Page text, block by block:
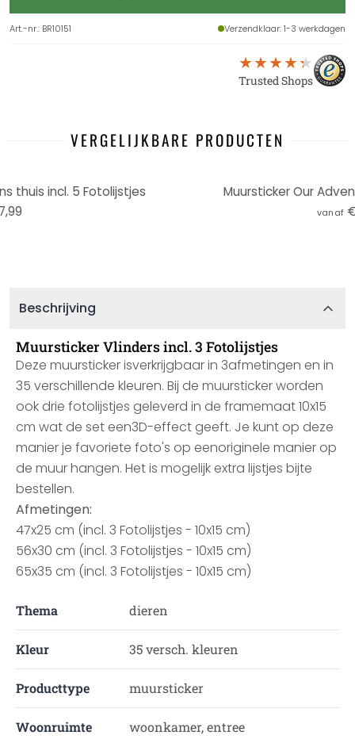
Art.-nr.: BR10151 Verzendklaar: 1-3 werkdagen
Trusted Shops
VERGELIJKBARE PRODUCTEN
thuis incl. 5 Fotolijstjes
Muursticker Our
vanaf
Beschrijving
Muursticker Vlinders incl. 3 Fotolijstjes
Deze muursticker isverkrijgbaar in 3afmetingen en in
35 verschillende kleuren. Bij de muursticker worden
ook drie fotolijstjes geleverd in de framemaat 10x15
cm wat de set een3D-effect geeft. Je kunt op deze
manier je favoriete foto's op eenoriginele manier op
de muur hangen. Het is mogelijk extra lijstjes bijte
bestellen.
Afmetingen:
47x25 cm (incl. 3 Fotolijstjes - 10x15 cm)
56x30 cm (incl. 3 Fotolijstjes - 10x15 cm)
65x35 cm (incl. 3 Fotolijstjes - 10x15 cm)
Thema dieren
Kleur 35 versch. kleuren
Producttype muursticker
Woonruimte woonkamer, entree